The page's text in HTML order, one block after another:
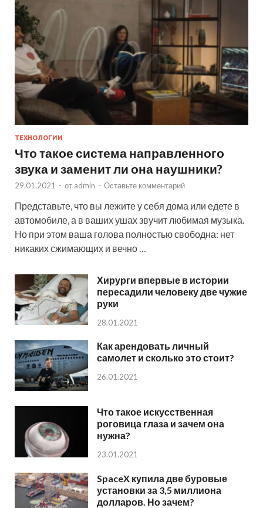
ТЕХНОЛОГИИ
Что такое система направленного
звука и заменит ли она наушники?
29.01.2021 - от admin - Оставьте комментарий
Представьте, что вы лежите у себя дома или едете в
автомобиле, а в ваших ушах звучит любимая музыка.
Но при этом ваша голова полностью свободна: нет
никаких сжимающих и вечно …
Хирурги впервые в истории
пересадили человеку две чужие
руки
28.01.2021
Как арендовать личный
самолет и сколько это стоит?
26.01.2021
Что такое искусственная
роговица глаза и зачем она
нужна?
23.01.2021
SpaceX купила две буровые
установки за 3,5 миллиона
долларов. Но зачем?